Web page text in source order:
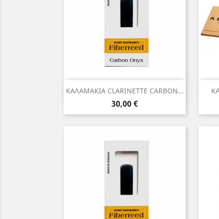
ΚΑΛΑΜΑΚΙΑ CLARINETTE CARBON...
Τιμή
30,00 €
Γρήγορη προβολή